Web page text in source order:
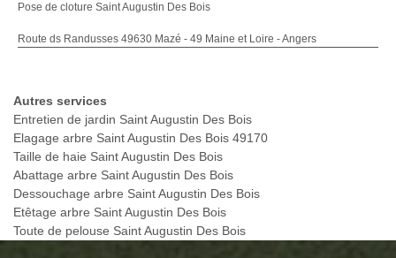
Pose de cloture Saint Augustin Des Bois
Route ds Randusses 49630 Mazé - 49 Maine et Loire - Angers
Autres services
Entretien de jardin Saint Augustin Des Bois
Elagage arbre Saint Augustin Des Bois 49170
Taille de haie Saint Augustin Des Bois
Abattage arbre Saint Augustin Des Bois
Dessouchage arbre Saint Augustin Des Bois
Etêtage arbre Saint Augustin Des Bois
Toute de pelouse Saint Augustin Des Bois